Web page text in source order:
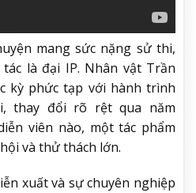
mang sức nặng sử thi,
là đại IP. Nhân vật Trần
kỳ phức tạp với hành trình
thay đổi rõ rệt qua năm
viên nào, một tác phẩm
và thử thách lớn.
xuất và sự chuyên nghiệp